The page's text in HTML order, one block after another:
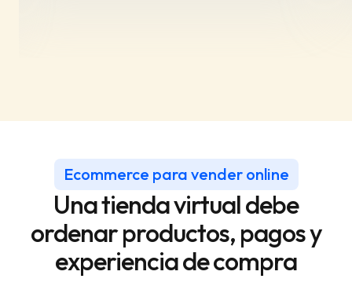
Ecommerce para vender online
Una tienda virtual debe
ordenar productos, pagos y
experiencia de compra